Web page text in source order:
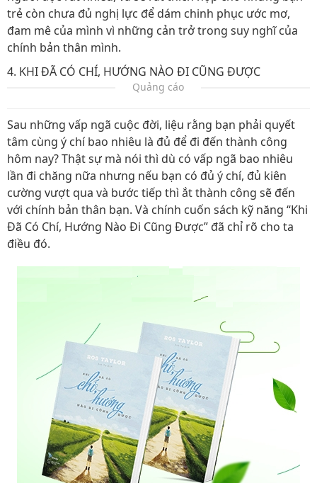
trẻ còn chưa đủ nghị lực để dám chinh phục ước mơ,
đam mê của mình vì những cản trở trong suy nghĩ của
chính bản thân mình.
4. KHI ĐÃ CÓ CHÍ, HƯỚNG NÀO ĐI CŨNG ĐƯỢC
Quảng cáo
Sau những vấp ngã cuộc đời, liệu rằng bạn phải quyết
tâm cùng ý chí bao nhiêu là đủ để đi đến thành công
hôm nay? Thật sự mà nói thì dù có vấp ngã bao nhiêu
lần đi chăng nữa nhưng nếu bạn có đủ ý chí, đủ kiên
cường vượt qua và bước tiếp thì ắt thành công sẽ đến
với chính bản thân bạn. Và chính cuốn sách kỹ năng “Khi
Đã Có Chí, Hướng Nào Đi Cũng Được” đã chỉ rõ cho ta
điều đó.